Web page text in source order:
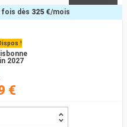
!
2027
€
fois dès 325 €/mois
Compagnies